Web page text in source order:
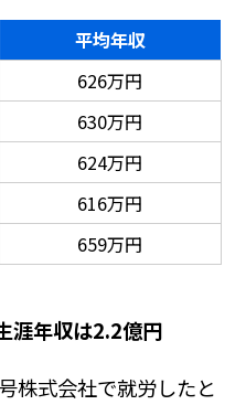
平均年収
626万円
630万円
624万円
616万円
659万円
涯年収は2.2億円
株式会社で就労したと